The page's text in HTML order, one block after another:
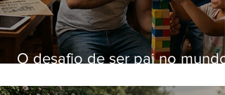
O desafio de ser pai no mundo